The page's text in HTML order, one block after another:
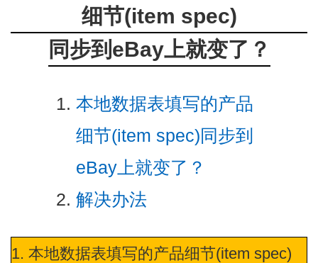
细节(item spec)
同步到eBay上就变了？
本地数据表填写的产品
细节(item spec)同步到
eBay上就变了？
解决办法
1. 本地数据表填写的产品细节(item spec)